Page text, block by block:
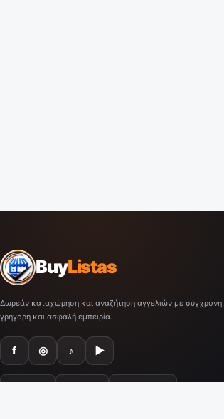
BuyListas
Δωρεάν καταχώρηση και αναζήτηση αγγελιών με σύγχρονη,
γρήγορη και ασφαλή εμπειρία.
f ◎ ♪ ▶